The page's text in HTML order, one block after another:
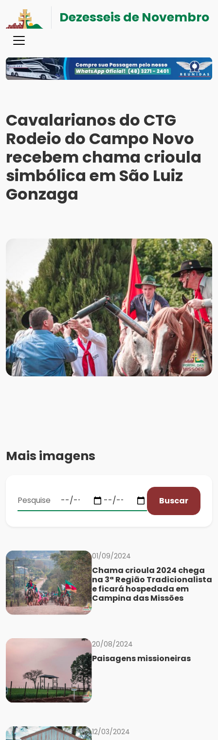
Dezesseis de Novembro
Cavalarianos do CTG
Rodeio do Campo Novo
recebem chama crioula
simbólica em São Luiz
Gonzaga
Mais imagens
Buscar
01/09/2024
Chama crioula 2024 chega
na 3ª Região Tradicionalista
e ficará hospedada em
Campina das Missões
20/08/2024
Paisagens missioneiras
12/03/2024